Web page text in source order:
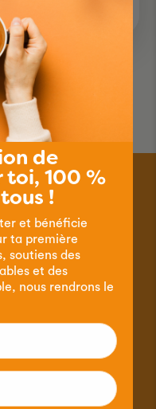
de
toi, 100 %
!
et bénéficie
ta première
soutiens des
et des
nous rendrons le